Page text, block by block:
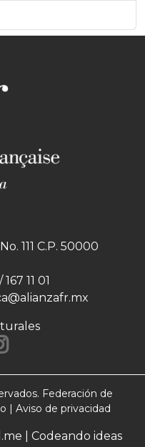
111 C.P. 50000
11 01
Federación de
| Aviso de privacidad
| Codeando ideas